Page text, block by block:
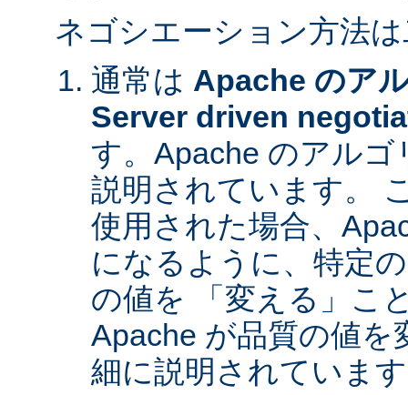
ネゴシエーション方法
通常は Apache のア
Server driven
す。Apache のアル
説明されています。
使用された場合、
になるように、特定
の値を 「変える」こ
Apache が品質の値を
細に説明されていま